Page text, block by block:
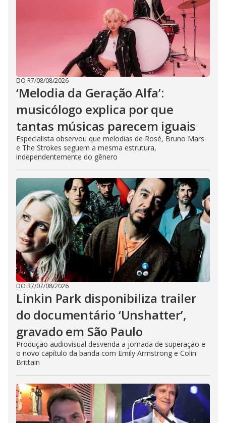
DO R7/08/08/2026
‘Melodia da Geração Alfa’:
musicólogo explica por que
tantas músicas parecem iguais
Especialista observou que melodias de Rosé, Bruno Mars
e The Strokes seguem a mesma estrutura,
independentemente do gênero
DO R7/07/08/2026
Linkin Park disponibiliza trailer
do documentário ‘Unshatter’,
gravado em São Paulo
Produção audiovisual desvenda a jornada de superação e
o novo capítulo da banda com Emily Armstrong e Colin
Brittain